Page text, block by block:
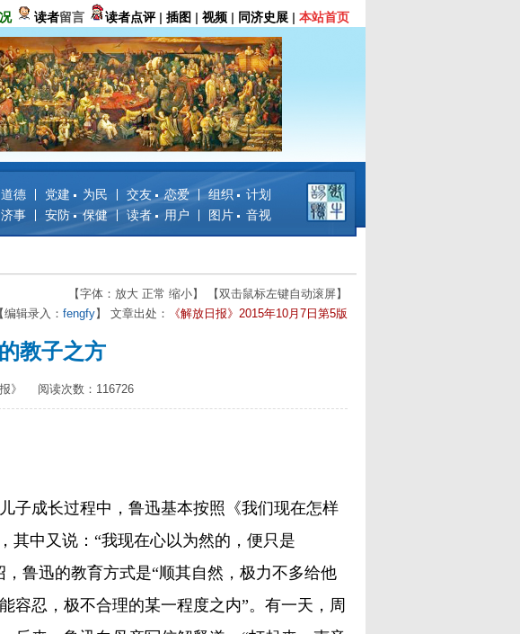
读者留言 读者点评 | 插图 | 视频 | 同济史展 | 本站首页
德 党建 为民 交友 恋爱
组织 计划
事 安防 保健 读者 用户 图片 音视
【字体： 放大 正常 缩小】 【双击鼠标左键自动滚屏】
辑录入： fengfy】 文章出处： 《解放日报》2015年10月7日第5版
教子之方
》 阅读次数：116726
成长过程中，鲁迅基本按照《我们现在怎样
其中又说：“我现在心以为然的，便只是
鲁迅的教育方式是“顺其自然，极力不多给他
容忍，极不合理的某一程度之内”。有一天，周